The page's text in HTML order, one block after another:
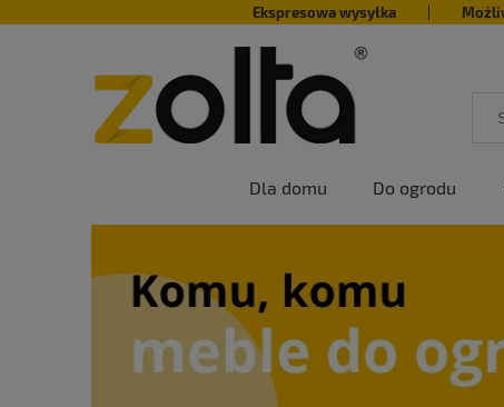
Ekspresowa wysyłka
Dla domu Do ogrodu